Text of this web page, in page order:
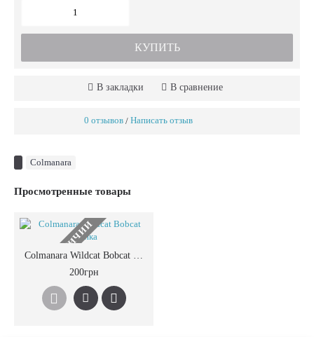
КУПИТЬ
В закладки В сравнение
0 отзывов / Написать отзыв
Colmanara
Просмотренные товары
НЕТ В НАЛИЧИИ
Colmanara Wildcat Bobcat уценка
200грн